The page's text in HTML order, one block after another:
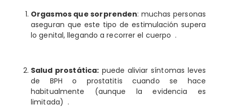
Orgasmos que sorprenden: muchas personas
aseguran que este tipo de estimulación supera
lo genital, llegando a recorrer el cuerpo .
Salud prostática: puede aliviar síntomas leves
de BPH o prostatitis cuando se hace
habitualmente (aunque la evidencia es
limitada) .